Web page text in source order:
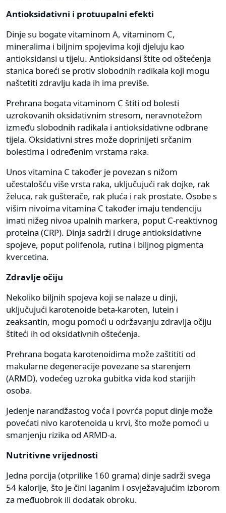
Antioksidativni i protuupalni efekti
Dinje su bogate vitaminom A, vitaminom C,
mineralima i biljnim spojevima koji djeluju kao
antioksidansi u tijelu. Antioksidansi štite od oštećenja
stanica boreći se protiv slobodnih radikala koji mogu
naštetiti zdravlju kada ih ima previše.
Prehrana bogata vitaminom C štiti od bolesti
uzrokovanih oksidativnim stresom, neravnotežom
između slobodnih radikala i antioksidativne odbrane
tijela. Oksidativni stres može doprinijeti srčanim
bolestima i određenim vrstama raka.
Unos vitamina C također je povezan s nižom
učestalošću više vrsta raka, uključujući rak dojke, rak
želuca, rak gušterače, rak pluća i rak prostate. Osobe s
višim nivoima vitamina C također imaju tendenciju
imati nižeg nivoa upalnih markera, poput C-reaktivnog
proteina (CRP). Dinja sadrži i druge antioksidativne
spojeve, poput polifenola, rutina i biljnog pigmenta
kvercetina.
Zdravlje očiju
Nekoliko biljnih spojeva koji se nalaze u dinji,
uključujući karotenoide beta-karoten, lutein i
zeaksantin, mogu pomoći u održavanju zdravlja očiju
štiteći ih od oksidativnih oštećenja.
Prehrana bogata karotenoidima može zaštititi od
makularne degeneracije povezane sa starenjem
(ARMD), vodećeg uzroka gubitka vida kod starijih
osoba.
Jedenje narandžastog voća i povrća poput dinje može
povećati nivo karotenoida u krvi, što može pomoći u
smanjenju rizika od ARMD-a.
Nutritivne vrijednosti
Jedna porcija (otprilike 160 grama) dinje sadrži svega
54 kalorije, što je čini laganim i osvježavajućim izborom
za međuobrok ili dodatak obroku.